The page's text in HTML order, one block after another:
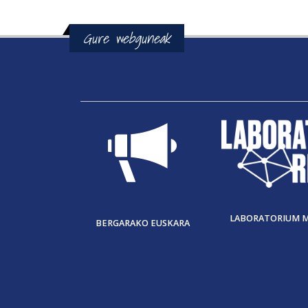
Gure webguneak
BERGARAKO EUSKARA LABORATORIUM